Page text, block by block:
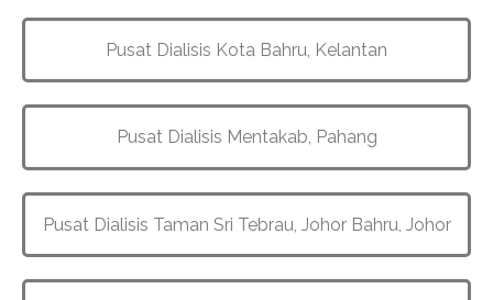
Pusat Dialisis Kota Bahru, Kelantan
Pusat Dialisis Mentakab, Pahang
Pusat Dialisis Taman Sri Tebrau, Johor Bahru, Johor